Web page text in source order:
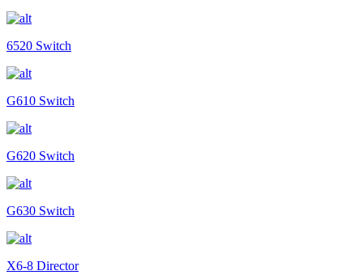
6520 Switch
G610 Switch
G620 Switch
G630 Switch
X6-8 Director